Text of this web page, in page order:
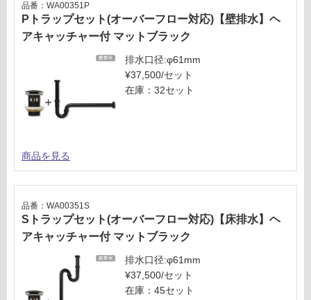
Pトラップセット(オーバーフロー対応)【壁排水】ヘ
アキャッチャー付 マットブラック
品番：WA00351P
排水口径:φ61mm
¥37,500/セット
在庫：32セット
商品を見る
Sトラップセット(オーバーフロー対応)【床排水】ヘ
アキャッチャー付 マットブラック
品番：WA00351S
排水口径:φ61mm
¥37,500/セット
在庫：45セット